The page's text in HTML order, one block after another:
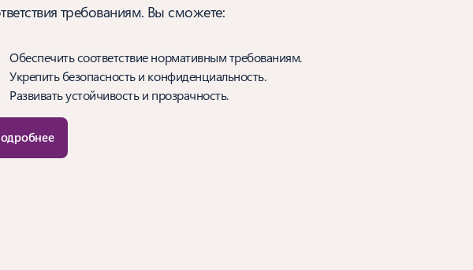
требованиям. Вы сможете:
Обеспечить соответствие нормативным требованиям.
Укрепить безопасность и конфиденциальность.
Развивать устойчивость и прозрачность.